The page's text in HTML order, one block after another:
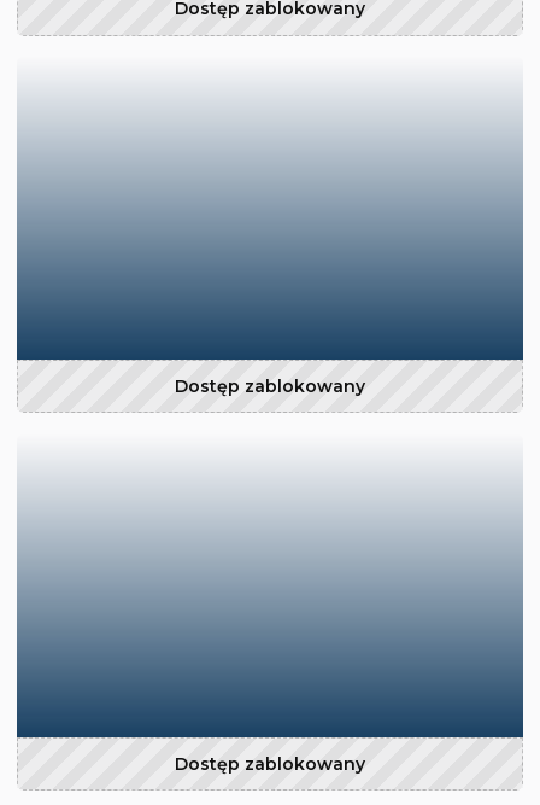
Dostęp zablokowany
Dostęp zablokowany
Dostęp zablokowany